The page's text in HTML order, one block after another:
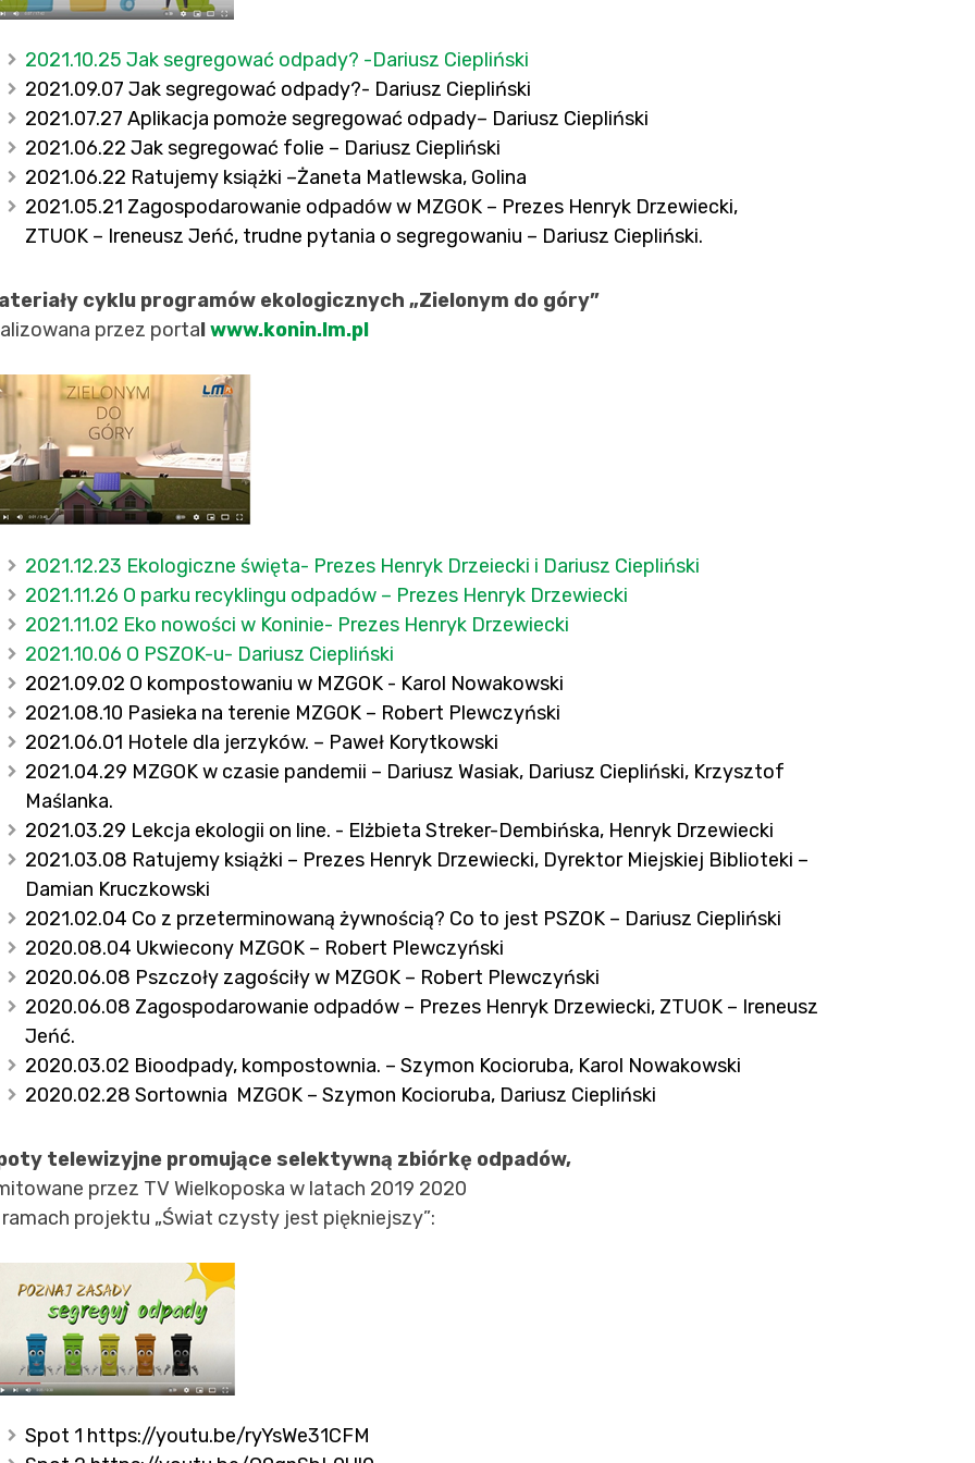
2021.10.25 Jak segregować odpady? -Dariusz Ciepliński
2021.09.07 Jak segregować odpady?- Dariusz Ciepliński
2021.07.27 Aplikacja pomoże segregować odpady– Dariusz Ciepliński
2021.06.22 Jak segregować folie – Dariusz Ciepliński
2021.06.22 Ratujemy książki –Żaneta Matlewska, Golina
2021.05.21 Zagospodarowanie odpadów w MZGOK – Prezes Henryk Drzewiecki,
ZTUOK – Ireneusz Jeńć, trudne pytania o segregowaniu – Dariusz Ciepliński.
cyklu programów ekologicznych „Zielonym do góry”
przez portalwww.konin.lm.pl
2021.12.23 Ekologiczne święta- Prezes Henryk Drzeiecki i Dariusz Ciepliński
2021.11.26 O parku recyklingu odpadów – Prezes Henryk Drzewiecki
2021.11.02 Eko nowości w Koninie- Prezes Henryk Drzewiecki
2021.10.06 O PSZOK-u- Dariusz Ciepliński
2021.09.02 O kompostowaniu w MZGOK - Karol Nowakowski
2021.08.10 Pasieka na terenie MZGOK – Robert Plewczyński
2021.06.01 Hotele dla jerzyków. – Paweł Korytkowski
2021.04.29 MZGOK w czasie pandemii – Dariusz Wasiak, Dariusz Ciepliński, Krzysztof
Maślanka.
2021.03.29 Lekcja ekologii on line. - Elżbieta Streker-Dembińska, Henryk Drzewiecki
2021.03.08 Ratujemy książki – Prezes Henryk Drzewiecki, Dyrektor Miejskiej Biblioteki –
Damian Kruczkowski
2021.02.04 Co z przeterminowaną żywnością? Co to jest PSZOK – Dariusz Ciepliński
2020.08.04 Ukwiecony MZGOK – Robert Plewczyński
2020.06.08 Pszczoły zagościły w MZGOK – Robert Plewczyński
2020.06.08 Zagospodarowanie odpadów – Prezes Henryk Drzewiecki, ZTUOK – Ireneusz
Jeńć.
2020.03.02 Bioodpady, kompostownia. – Szymon Kocioruba, Karol Nowakowski
2020.02.28 Sortownia MZGOK – Szymon Kocioruba, Dariusz Ciepliński
telewizyjne promujące selektywną zbiórkę odpadów,
przez TV Wielkoposka w latach 2019 2020
projektu „Świat czysty jest piękniejszy”:
Spot 1 https://youtu.be/ryYsWe31CFM